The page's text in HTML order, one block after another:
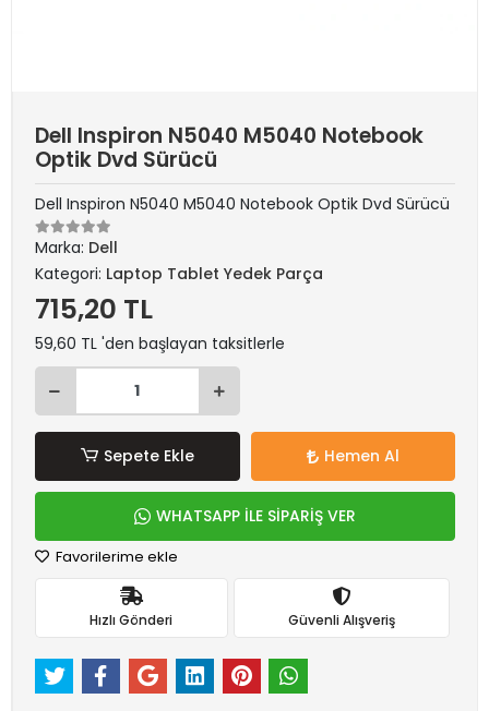
Dell Inspiron N5040 M5040 Notebook
Optik Dvd Sürücü
Dell Inspiron N5040 M5040 Notebook Optik Dvd Sürücü
Marka: Dell
Kategori: Laptop Tablet Yedek Parça
715,20 TL
59,60 TL 'den başlayan taksitlerle
Sepete Ekle Hemen Al
WHATSAPP İLE SİPARİŞ VER
Favorilerime ekle
Hızlı Gönderi Güvenli Alışveriş